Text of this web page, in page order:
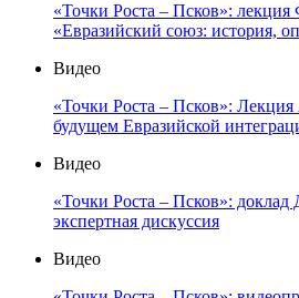
«Точки Роста – Псков»:
«Евразийский союз: история,
Видео
«Точки Роста – Псков»:
будущем Евразийской
Видео
«Точки Роста – Псков»: доклад
экспертная дискуссия
Видео